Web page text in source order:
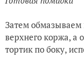
Затем обмазываем
верхнего коржа, а
тортик по боку,